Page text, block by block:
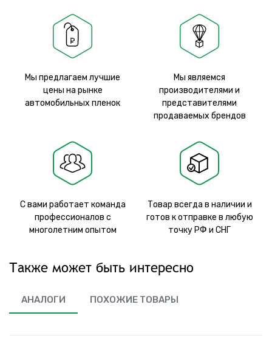
Мы предлагаем лучшие
цены на рынке
автомобильных пленок
Мы являемся
производителями и
представителями
продаваемых брендов
С вами работает команда
профессионалов с
многолетним опытом
Товар всегда в наличии и
готов к отправке в любую
точку РФ и СНГ
Также может быть интересно
АНАЛОГИ ПОХОЖИЕ ТОВАРЫ